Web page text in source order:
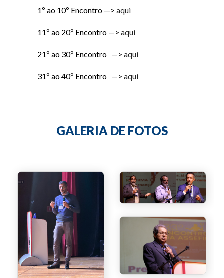
1º ao 10º Encontro —> aqui
11º ao 20º Encontro —> aqui
21º ao 30º Encontro —> aqui
31º ao 40º Encontro —> aqui
GALERIA DE FOTOS